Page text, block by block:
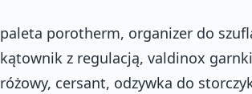
paleta porotherm, organizer do
kątownik z regulacją, valdinox
różowy, cersant, odzywka do